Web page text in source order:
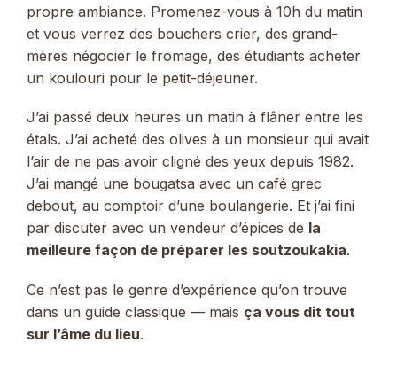
propre ambiance. Promenez-vous à 10h du matin
et vous verrez des bouchers crier, des grand-
mères négocier le fromage, des étudiants acheter
un koulouri pour le petit-déjeuner.
J’ai passé deux heures un matin à flâner entre les
étals. J’ai acheté des olives à un monsieur qui avait
l’air de ne pas avoir cligné des yeux depuis 1982.
J’ai mangé une bougatsa avec un café grec
debout, au comptoir d’une boulangerie. Et j’ai fini
par discuter avec un vendeur d’épices de la
meilleure façon de préparer les soutzoukakia.
Ce n’est pas le genre d’expérience qu’on trouve
dans un guide classique — mais ça vous dit tout
sur l’âme du lieu.